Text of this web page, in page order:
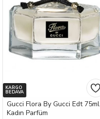
KARGO
BEDAVA
Gucci Flora By Gucci Edt 75ml
Kadın Parfüm